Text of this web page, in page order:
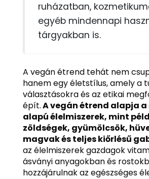
ruházatban,
egyéb mindennapi
tárgyakban is.
A vegán étrend tehát nem
hanem egy életstílus, amely a
választásokra és az etikai
épít.A vegán étrend alapja a
alapú élelmiszerek, mint
zöldségek, gyümölcsök,
magvak és teljes kiőrlésű
az élelmiszerek gazdagok
ásványi anyagokban és
hozzájárulnak az egészséges